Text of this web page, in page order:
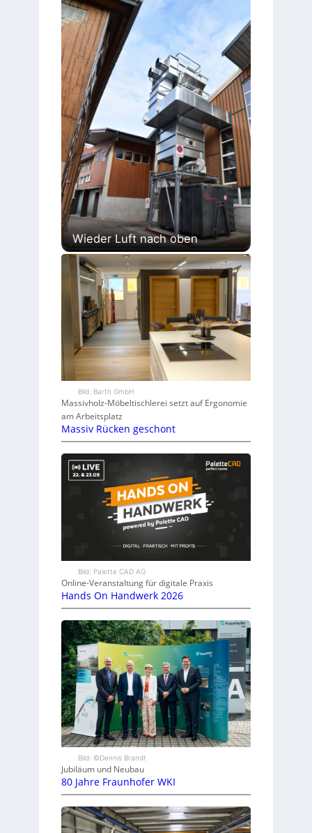
Wieder Luft nach oben
Bild: Barth GmbH
Massivholz-Möbeltischlerei setzt auf Ergonomie
am Arbeitsplatz
Massiv Rücken geschont
Bild: Palette CAD AG
Online-Veranstaltung für digitale Praxis
Hands On Handwerk 2026
Bild: ©Dennis Brandt
Jubiläum und Neubau
80 Jahre Fraunhofer WKI